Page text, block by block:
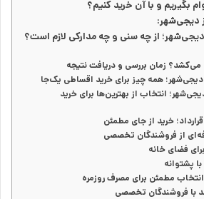
بگیریم و با آن خرید کنیم؟
دیجی‌شهر:
از چه سنی و چه مدارکی لازم است؟
زمان بررسی و دریافت نتیجه
دیجی‌شهر؛ همه چیز برای خرید اقساطی یک‌جا
انتخاب از بهترین‌ها برای خرید
خرید از جای مطمئن
از فروشندگان تخصصی
فضای خانه
پشتوانه
مطمئن برای مصرف روزمره
با فروشندگان تخصصی